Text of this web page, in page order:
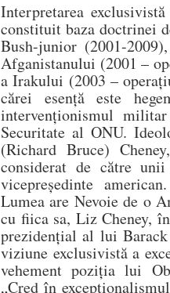
Interpretarea
constituit baza doctrinei
Bush-junior (2001-
Afganistanului (2001 –
a Irakului (2003 –
cărei esență este
intervenționismul
Securitate al ONU.
(Richard Bruce)
considerat de către
vicepreședinte
Lumea are Nevoie de o
cu fiica sa, Liz Cheney,
prezidențial al lui Barack
viziune exclusivistă a
vehement poziția lui
„Cred în